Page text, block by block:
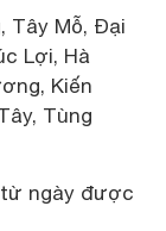
Tây Mỗ, Đại
Lợi, Hà
Kiến
Tùng
ngày được